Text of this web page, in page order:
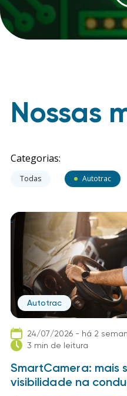
Nossas
Categorias:
Todas Autotrac
Autotrac
24/07/2026 - há 2
3 min de leitura
SmartCamera: mais
visibilidade na